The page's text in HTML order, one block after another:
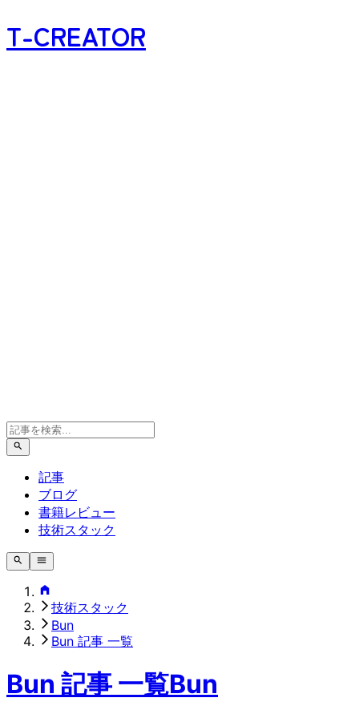
T-CREATOR
記事
ブログ
書籍レビュー
技術スタック
技術スタック
Bun
Bun 記事 一覧
Bun 記事 一覧Bun